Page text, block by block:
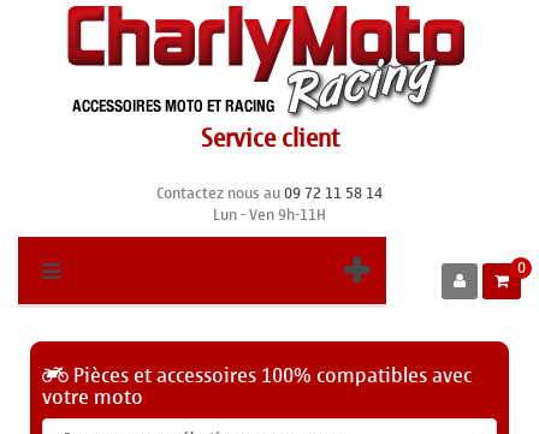
Service client
Contactez nous au09 72 11 58 14
Lun - Ven 9h-11H
0
Pièces et accessoires 100% compatibles avec
votre moto